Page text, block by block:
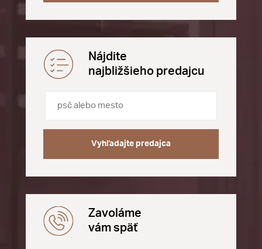
Nájdite
najbližšieho predajcu
Vyhľadajte predajca
Zavoláme
vám späť